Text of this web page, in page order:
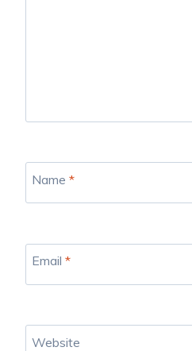
Name *
Email *
Website